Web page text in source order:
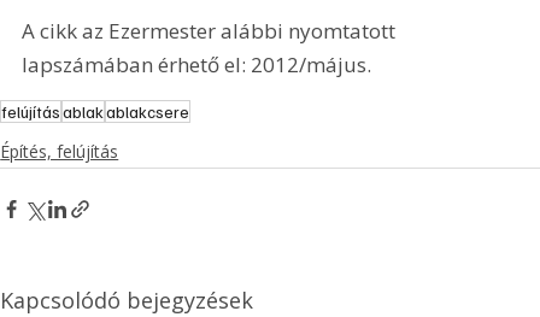
A cikk az Ezermester alábbi nyomtatott
lapszámában érhető el: 2012/május.
felújításablakablakcsere
Építés, felújítás
Kapcsolódó bejegyzések